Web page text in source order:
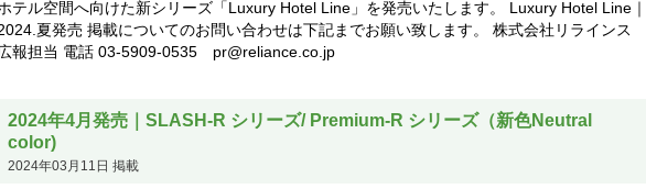
テル空間へ向けた新シリーズ「Luxury Hotel Line」を発売いたします。 Luxury Hotel Line｜
夏発売 掲載についてのお問い合わせは下記までお願い致します。 株式会社リラインス
報担当 電話 03-5909-0535 pr@reliance.co.jp
2024年4月発売｜SLASH-R シリーズ/ Premium-R シリーズ（新色Neutral
color)
2024年03月11日 掲載